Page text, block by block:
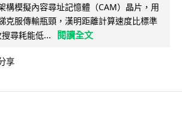
構模擬內容尋址記憶體（CAM）晶片，用
克服傳輸瓶頸，漢明距離計算速度比標準
尋耗能低...
閱讀全文
享